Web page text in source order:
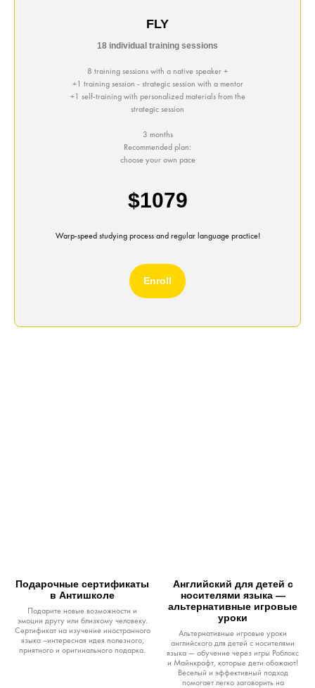
FLY
18 individual training sessions
8 training sessions with a native speaker +
+1 training session - strategic session with a mentor
+1 self-training with personalized materials from the
strategic session
3 months
Recommended plan:
choose your own pace
$1079
Warp-speed studying process and regular language practice!
Enroll
Подарочные сертификаты
в Антишколе
Подарите новые возможности и
эмоции другу или близкому человеку.
Сертификат на изучение иностранного
языка –интересная идея полезного,
приятного и оригинального подарка.
Английский для детей с
носителями языка —
альтернативные игровые
уроки
Альтернативные игровые уроки
английского для детей с носителями
языка — обучение через игры Роблокс
и Майнкрафт, которые дети обожают!
Веселый и эффективный подход
помогает легко заговорить на